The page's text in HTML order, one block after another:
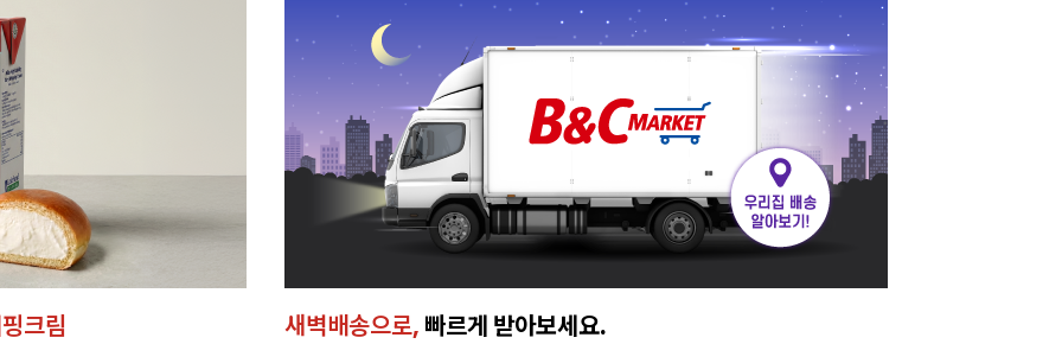
크림 새벽배송으로, 빠르게 받아보세요.